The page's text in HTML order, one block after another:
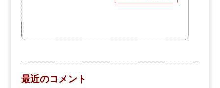
最近のコメント